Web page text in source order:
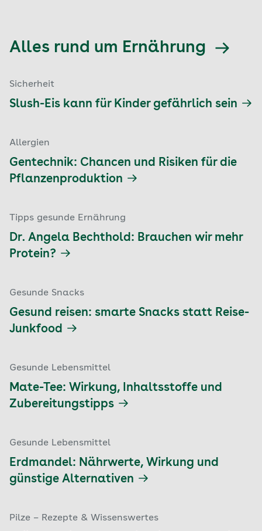
Alles rund um Ernährung
Sicherheit
Slush-Eis kann für Kinder gefährlich sein
Allergien
Gentechnik: Chancen und Risiken für die
Pflanzenproduktion
Tipps gesunde Ernährung
Dr. Angela Bechthold: Brauchen wir mehr
Protein?
Gesunde Snacks
Gesund reisen: smarte Snacks statt Reise-
Junkfood
Gesunde Lebensmittel
Mate-Tee: Wirkung, Inhaltsstoffe und
Zubereitungstipps
Gesunde Lebensmittel
Erdmandel: Nährwerte, Wirkung und
günstige Alternativen
Pilze – Rezepte & Wissenswertes